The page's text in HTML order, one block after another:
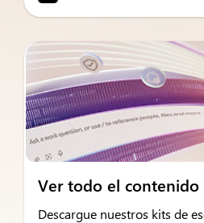
Ver todo el contenido
Descargue nuestros kits de